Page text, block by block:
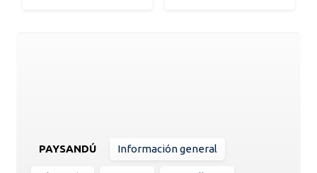
PAYSANDÚ Información general